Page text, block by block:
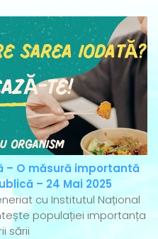
– O măsură importantă
– 24 Mai 2025
cu Institutul Național
populației importanța
sării